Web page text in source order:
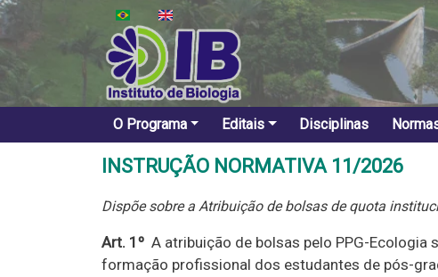
Pular para o conteúdo principal
Navegação principal
O Programa Editais Disciplinas
INSTRUÇÃO NORMATIVA 11/2026
Dispõe sobre a Atribuição de bolsas de quota
Art. 1º A atribuição de bolsas pelo PPG-
formação profissional dos estudantes de pós-